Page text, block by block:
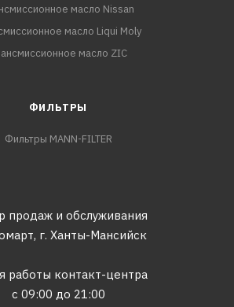
масло Nissan
масло Liqui Moly
масло ZIC
ФИЛЬТРЫ
Фильтры MANN-FILTER
продаж и обслуживания
г. Ханты-Мансийск
работы контакт-центра
с 09:00 до 21:00